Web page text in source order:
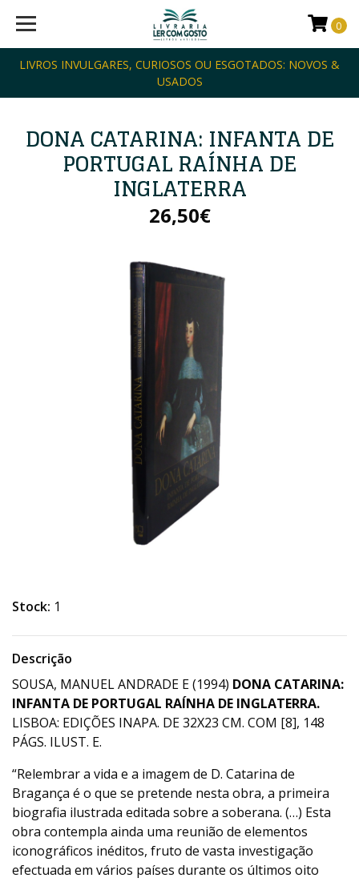
LIVROS INVULGARES, CURIOSOS OU ESGOTADOS: NOVOS &
USADOS
0
DONA CATARINA: INFANTA DE
PORTUGAL RAÍNHA DE
INGLATERRA
26,50€
Stock: 1
Descrição
SOUSA, MANUEL ANDRADE E (1994) DONA CATARINA:
INFANTA DE PORTUGAL RAÍNHA DE INGLATERRA.
LISBOA: EDIÇÕES INAPA. DE 32X23 CM. COM [8], 148
PÁGS. ILUST. E.
“Relembrar a vida e a imagem de D. Catarina de
Bragança é o que se pretende nesta obra, a primeira
biografia ilustrada editada sobre a soberana. (…) Esta
obra contempla ainda uma reunião de elementos
iconográficos inéditos, fruto de vasta investigação
efectuada em vários países durante os últimos oito